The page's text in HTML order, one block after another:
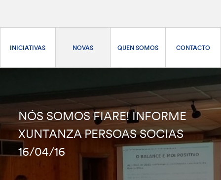
INICIATIVAS NOVAS QUEN SOMOS CONTACTO
NÓS SOMOS FIARE! INFORME
XUNTANZA PERSOAS SOCIAS
16/04/16